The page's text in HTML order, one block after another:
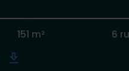
151 m²
6